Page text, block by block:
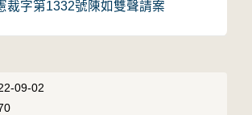
裁字第1332號陳如雙聲請案
09-02